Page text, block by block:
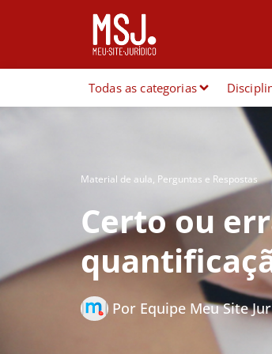
Todas as categorias
Material de aula, Perguntas e Respostas
Certo ou
Por Equipe Meu Site